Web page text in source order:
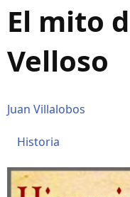
El mito
Velloso
Juan Villalobos
Historia